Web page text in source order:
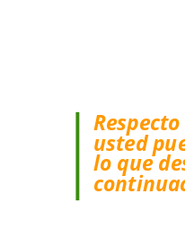
usted
lo que